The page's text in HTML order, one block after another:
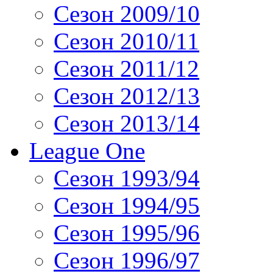
Сезон 2009/10
Сезон 2010/11
Сезон 2011/12
Сезон 2012/13
Сезон 2013/14
League One
Сезон 1993/94
Сезон 1994/95
Сезон 1995/96
Сезон 1996/97